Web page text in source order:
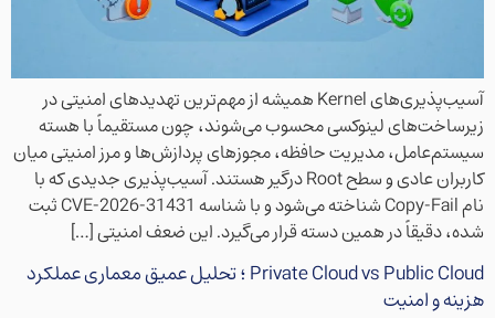
آسیب‌پذیری‌های Kernel همیشه از مهم‌ترین تهدیدهای امنیتی در
زیرساخت‌های لینوکسی محسوب می‌شوند، چون مستقیماً با هسته
سیستم‌عامل، مدیریت حافظه، مجوزهای پردازش‌ها و مرز امنیتی میان
کاربران عادی و سطح Root درگیر هستند. آسیب‌پذیری جدیدی که با
نام Copy-Fail شناخته می‌شود و با شناسه CVE-2026-31431 ثبت
شده، دقیقاً در همین دسته قرار می‌گیرد. این ضعف امنیتی […]
Private Cloud vs Public Cloud ؛ تحلیل عمیق معماری عملکرد
هزینه و امنیت